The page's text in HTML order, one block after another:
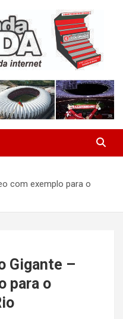
com exemplo para o
Gigante –
para o